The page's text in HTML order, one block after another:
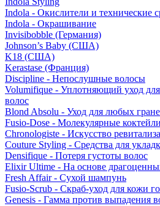
Indola - Окислители и технические
Indola - Окрашивание
Invisibobble (Германия)
Johnson’s Baby (США)
K18 (США)
Kerastase (Франция)
Discipline - Непослушные волосы
Volumifique - Уплотняющий уход
волос
Blond Absolu - Уход для любых
Fusio-Dose - Молекулярные
Chronologiste - Искусство
Couture Styling - Средства для
Densifique - Потеря густоты волос
Elixir Ultime - На основе
Fresh Affair - Сухой шампунь
Fusio-Scrub - Скраб-уход для кожи
Genesis - Гамма против выпадения